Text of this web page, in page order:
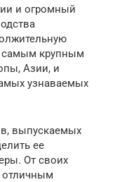
и огромный
самым крупным
Азии, и
узнаваемых
выпускаемых
ее
От своих
отличным